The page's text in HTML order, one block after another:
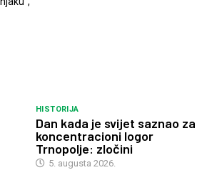
HISTORIJA
Dan kada je svijet saznao za
koncentracioni logor
Trnopolje: zločini
5. augusta 2026.